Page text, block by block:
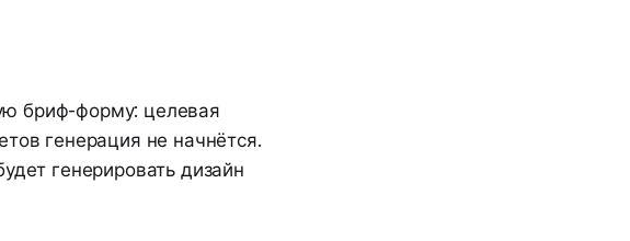
бриф-форму: целевая
генерация не начнётся.
генерировать дизайн